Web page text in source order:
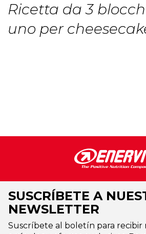
Ricetta da 3
uno per
SUSCRÍBETE A
NEWSLETTER
Suscríbete al boletín para recibir